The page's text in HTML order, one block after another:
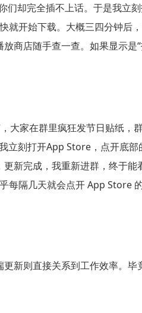
们却完全插不上话。于是我立
就开始下载。大概三四分钟
商店随手查一查。如果显示是
大家在群里疯狂发节日贴纸
刻打开App Store，点开底
新完成，我重新进群，终于
每隔几天就会点开 App
新则直接关系到工作效率。